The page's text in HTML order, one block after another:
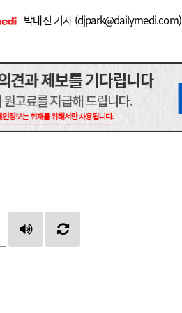
박대진 기자 (djpark@dailymedi.com)